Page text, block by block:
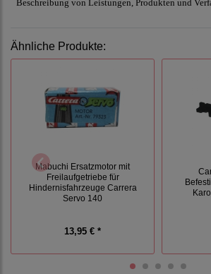
Beschreibung von Leistungen, Produkten und
Ähnliche Produkte:
Mabuchi Ersatzmotor mit
Freilaufgetriebe für
Hindernisfahrzeuge Carrera
Servo 140
13,95 € *